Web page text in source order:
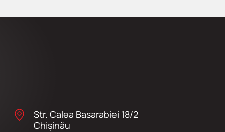
Str. Calea Basarabiei 18/2
Chişinău